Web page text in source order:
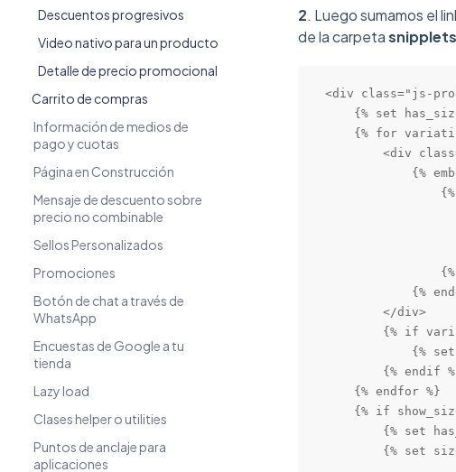
Descuentos progresivos
Video nativo para un producto
Detalle de precio promocional
Carrito de compras
Información de medios de
pago y cuotas
Página en Construcción
Mensaje de descuento sobre
precio no combinable
Sellos Personalizados
Promociones
Botón de chat a través de
WhatsApp
Encuestas de Google a tu
tienda
Lazy load
Clases helper o utilities
Puntos de anclaje para
aplicaciones
2. Luego sumamos el
de la carpeta
<div class="js-
{% set
{% for
<div
{%
{%
        </div>
{% if
{%
{% endif
    {% endfor %}
{% if
{% set
{% set